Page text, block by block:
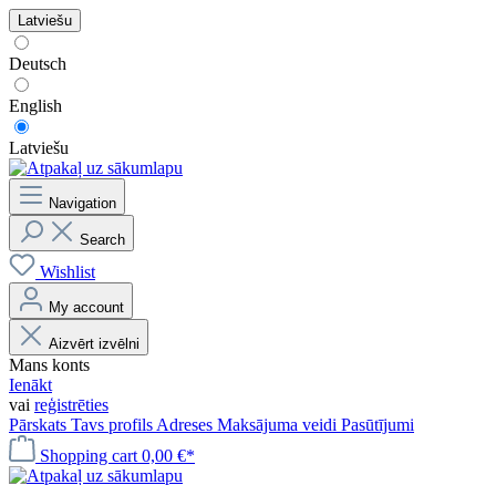
Latviešu
Deutsch
English
Latviešu
Navigation
Search
Wishlist
My account
Aizvērt izvēlni
Mans konts
Ienākt
vai reģistrēties
Pārskats Tavs profils Adreses Maksājuma veidi Pasūtījumi
Shopping cart 0,00 €*